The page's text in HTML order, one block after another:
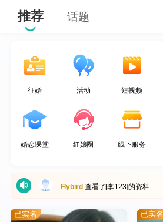
推荐 话题
征婚 活动 短视频
婚恋课堂 红娘圈 线下服务
huihui注册了会员
海贼忍者旺旺注册了会员
高亮开通了VIP会员
已实名 已实名